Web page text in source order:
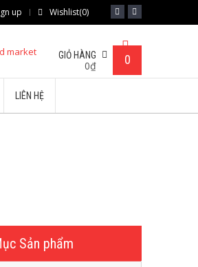
Wishlist(0)
up
GIỎ HÀNG
0₫ 0
LIÊN HỆ
Sản phẩm